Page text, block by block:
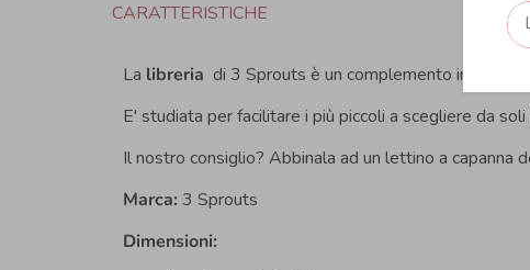
CARATTERISTICHE
La libreria di 3 Sprouts è un complemento
E' studiata per facilitare i più piccoli a scegliere da
Il nostro consiglio? Abbinala ad un lettino a
Marca: 3 Sprouts
Dimensioni: